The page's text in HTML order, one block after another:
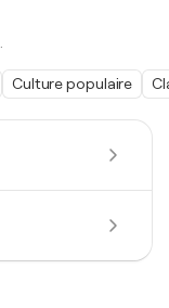
Culture populaire